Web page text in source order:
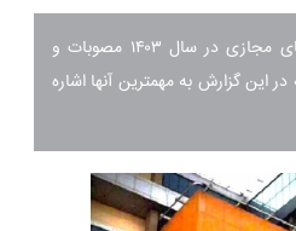
شورای عالی و مرکز ملی فضای مجازی در سال ۱۴۰۳ مصوبات و
این گزارش به مهمترین آنها اشاره